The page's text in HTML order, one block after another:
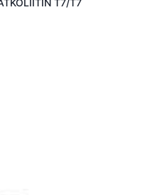
T7/T7